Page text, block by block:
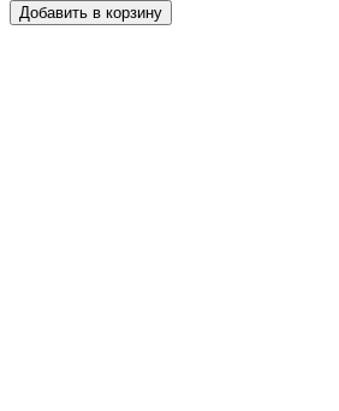
Добавить в корзину